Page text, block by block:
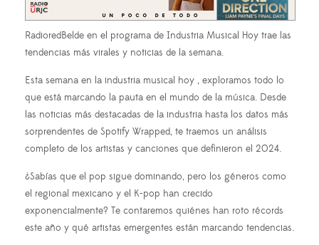
RadioredBelde en el programa de Industria Musical Hoy trae las
tendencias más virales y noticias de la semana.
Esta semana en la industria musical hoy , exploramos todo lo
que está marcando la pauta en el mundo de la música. Desde
las noticias más destacadas de la industria hasta los datos más
sorprendentes de Spotify Wrapped, te traemos un análisis
completo de los artistas y canciones que definieron el 2024.
¿Sabías que el pop sigue dominando, pero los géneros como
el regional mexicano y el K-pop han crecido
exponencialmente? Te contaremos quiénes han roto récords
este año y qué artistas emergentes están marcando tendencias.